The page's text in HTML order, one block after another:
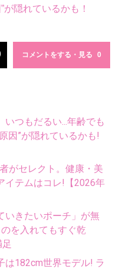
が隠れているかも！
コメントをする・見る
つもだるい...年齢でも
因”が隠れているかも!
がセレクト。健康・美
イテムはコレ!【2026年
きたいポーチ」が無
を入れてもすぐ乾
182cm世界モデル! ラ